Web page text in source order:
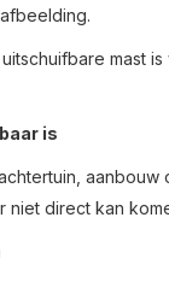
mast
is
aanbouw
niet direct kan